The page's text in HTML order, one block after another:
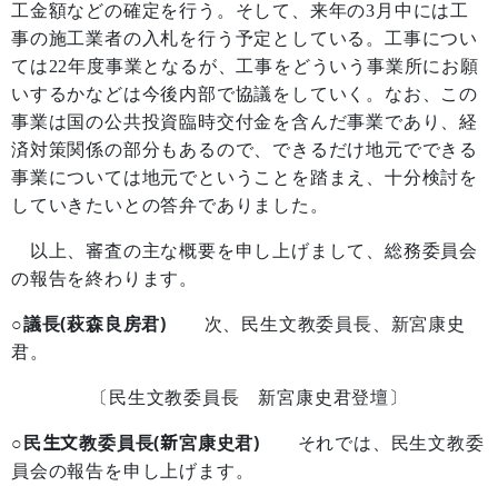
工金額などの確定を行う。そして、来年の3 月中には工
事の施工業者の入札を行う予定としている。工事につい
ては22年度事業となるが、工事をどういう事業所にお願
いするかなどは今後内部で協議をしていく。なお、この
事業は国の公共投資臨時交付金を含んだ事業であり、経
済対策関係の部分もあるので、できるだけ地元でできる
事業については地元でということを踏まえ、十分検討を
していきたいとの答弁でありました。
以上、審査の主な概要を申し上げまして、総務委員会
の報告を終わります。
○議長(萩森良房君) 次、民生文教委員長、新宮康史
君。
〔民生文教委員長 新宮康史君登壇〕
○民生文教委員長(新宮康史君) それでは、民生文教委
員会の報告を申し上げます。